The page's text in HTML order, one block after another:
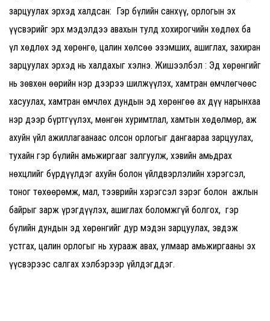
зарцуулах эрхэд халдсан: Гэр бүлийн санхүү, орлогын эх
үүсвэрийг эрх мэдэлдээ авахын тулд хохирогчийн хөдлөх ба
үл хөдлөх эд хөрөнгө, цалин хөлсөө эзэмших, ашиглах, захиран
зарцуулах эрхэд нь халдахыг хэлнэ. Жишээлбэл : Эд хөрөнгийг
нь зөвхөн өөрийн нэр дээрээ шилжүүлэх, хамтран өмчлөгчөөс
хасуулах, хамтран өмчлөх дундын эд хөрөнгөө ах дүү нарынхаа
нэр дээр бүртгүүлэх, мөнгөн хуримтлал, хамтын хөдөлмөр, аж
ахуйн үйл ажиллагаанаас олсон орлогыг дангаараа зарцуулах,
тухайн гэр бүлийн амьжиргааг залгуулж, хэвийн амьдрах
нөхцлийг бүрдүүлдэг ахуйн болон үйлдвэрлэлийн хэрэгсэл,
тоног төхөөрөмж, мал, тээврийн хэрэгсэл зэрэг болон ажлын
байрыг зарж үрэгдүүлэх, ашиглах боломжгүй болгох, гэр
бүлийн дундын эд хөрөнгийг дур мэдэн зарцуулах, эвдэж
устгах, цалин орлогыг нь хурааж авах, улмаар амьжиргааны эх
үүсвэрээс салгах хэлбэрээр үйлдэгддэг.